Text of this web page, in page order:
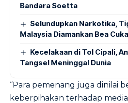
Bandara Soetta
Selundupkan Narkotika,
Malaysia Diamankan Bea
Kecelakaan di Tol Cipali,
Tangsel Meninggal Dunia
“Para pemenang juga dinilai
keberpihakan terhadap